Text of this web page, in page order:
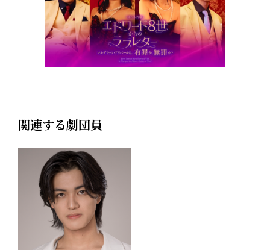
関連する劇団員